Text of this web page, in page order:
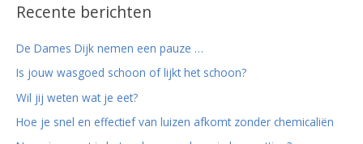
Recente berichten
De Dames Dijk nemen een pauze …
Is jouw wasgoed schoon of lijkt het schoon?
Wil jij weten wat je eet?
Hoe je snel en effectief van luizen afkomt zonder chemicaliën